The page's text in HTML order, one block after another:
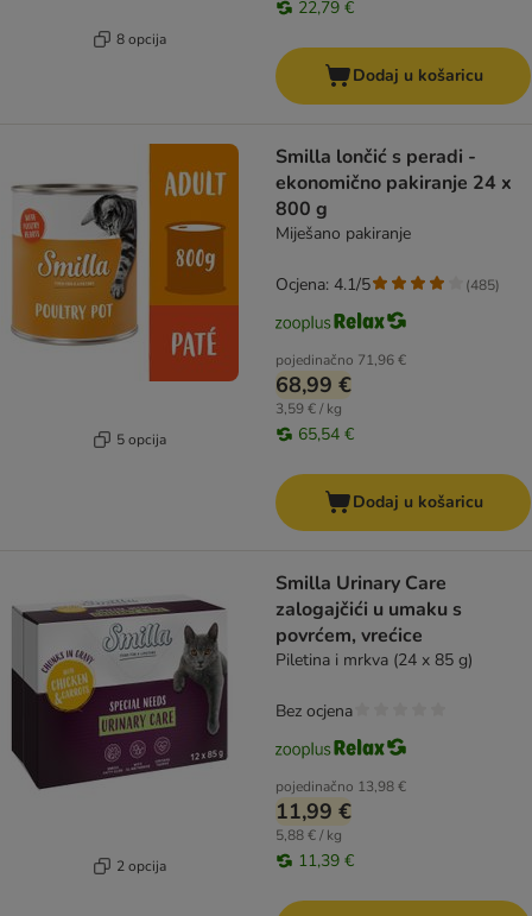
8 opcija
22,79 €
Dodaj u košaricu
5 opcija
Smilla lončić s peradi -
ekonomično pakiranje 24 x
800 g
Miješano pakiranje
pojedinačno 71,96 €
68,99 €
3,59 € / kg
65,54 €
Ocjena: 4.1/5 (485)
Dodaj u košaricu
2 opcija
Smilla Urinary Care
zalogajčići u umaku s
povrćem, vrećice
Piletina i mrkva (24 x 85 g)
pojedinačno 13,98 €
11,99 €
5,88 € / kg
11,39 €
Bez ocjena